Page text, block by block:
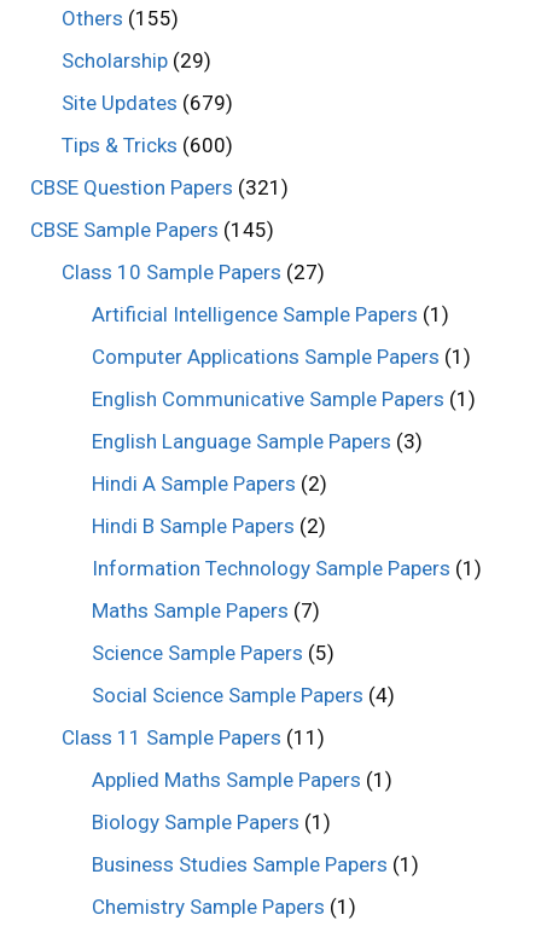
Others (155)
Scholarship(29)
Site Updates (679)
Tips & Tricks (600)
CBSE Question Papers (321)
CBSE Sample Papers (145)
Class 10 Sample Papers (27)
Artificial Intelligence Sample Papers (1)
Computer Applications Sample Papers (1)
English Communicative Sample Papers (1)
English Language Sample Papers (3)
Hindi A Sample Papers (2)
Hindi B Sample Papers (2)
Information Technology Sample Papers (1)
Maths Sample Papers (7)
Science Sample Papers (5)
Social Science Sample Papers (4)
Class 11 Sample Papers (11)
Applied Maths Sample Papers (1)
Biology Sample Papers (1)
Business Studies Sample Papers (1)
Chemistry Sample Papers (1)